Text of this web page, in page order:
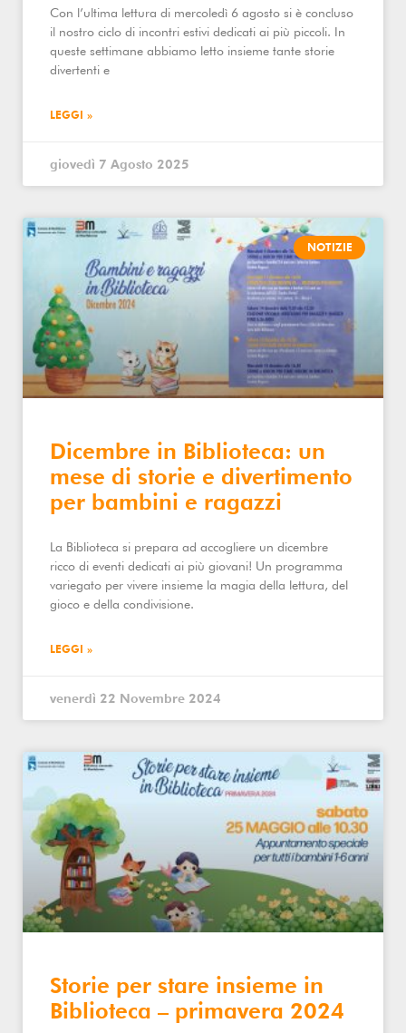
Con l’ultima lettura di mercoledì 6 agosto si è concluso
il nostro ciclo di incontri estivi dedicati ai più piccoli. In
queste settimane abbiamo letto insieme tante storie
divertenti e
LEGGI »
giovedì 7 Agosto 2025
NOTIZIE
Dicembre in Biblioteca: un
mese di storie e divertimento
per bambini e ragazzi
La Biblioteca si prepara ad accogliere un dicembre
ricco di eventi dedicati ai più giovani! Un programma
variegato per vivere insieme la magia della lettura, del
gioco e della condivisione.
LEGGI »
venerdì 22 Novembre 2024
Storie per stare insieme in
Biblioteca – primavera 2024